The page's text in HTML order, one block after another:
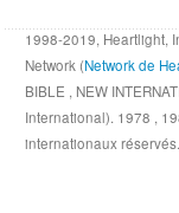
1998-2019, Heartlight,
Network (Network de
BIBLE , NEW
International). 1978 ,
internationaux réservés.